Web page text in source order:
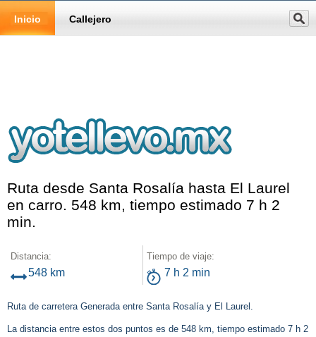
Inicio Callejero
Ruta desde Santa Rosalía hasta El Laurel
en carro. 548 km, tiempo estimado 7 h 2
min.
Distancia:
548 km
Tiempo de viaje:
7 h 2 min
Ruta de carretera Generada entre Santa Rosalía y El Laurel.
La distancia entre estos dos puntos es de 548 km, tiempo estimado 7 h 2